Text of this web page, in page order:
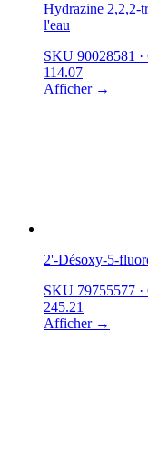
Hydrazine 2,2,2-
l'eau
SKU 90028581 ·
114.07
Afficher →
2'-Désoxy-5-
SKU 79755577 ·
245.21
Afficher →